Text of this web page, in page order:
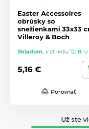
Easter Accessoires
obrúsky so
snežienkami 33x33
Villeroy & Boch
Skladom, v stredu 12. 8. u
5,16 €
Porovnať
Už ste